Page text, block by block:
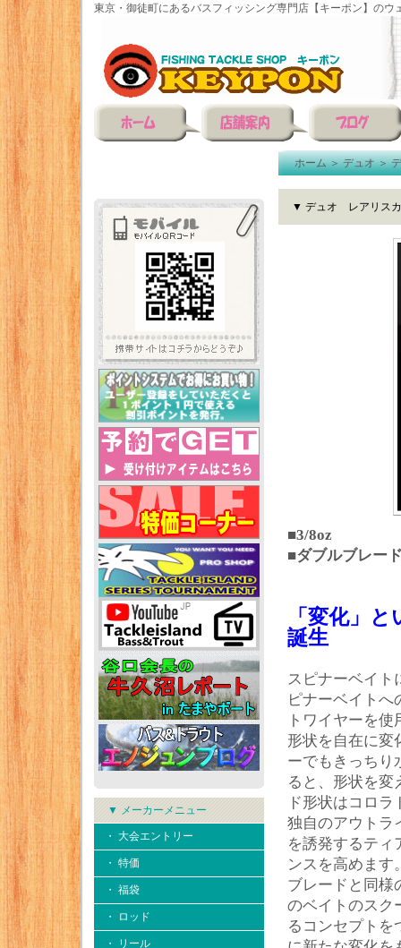
東京・御徒町にあるバスフィッシング専門店【キーポン】のウ
▼ メーカーメニュー
・ 大会エントリー
・ 特価
・ 福袋
・ ロッド
・ リール
ホーム＞デュオ＞
▼ デュオ レアリス
■3/8oz
■ダブルブレー
「変化」
誕生
スピナーベイト
ピナーベイト
トワイヤーを
形状を自在に変
ーでもきっちり
ると、形状を変
ド形状はコロ
独自のアウトラ
を誘発するティ
ンスを高めます
ブレードと同様
のベイトのスク
るコンセプトを